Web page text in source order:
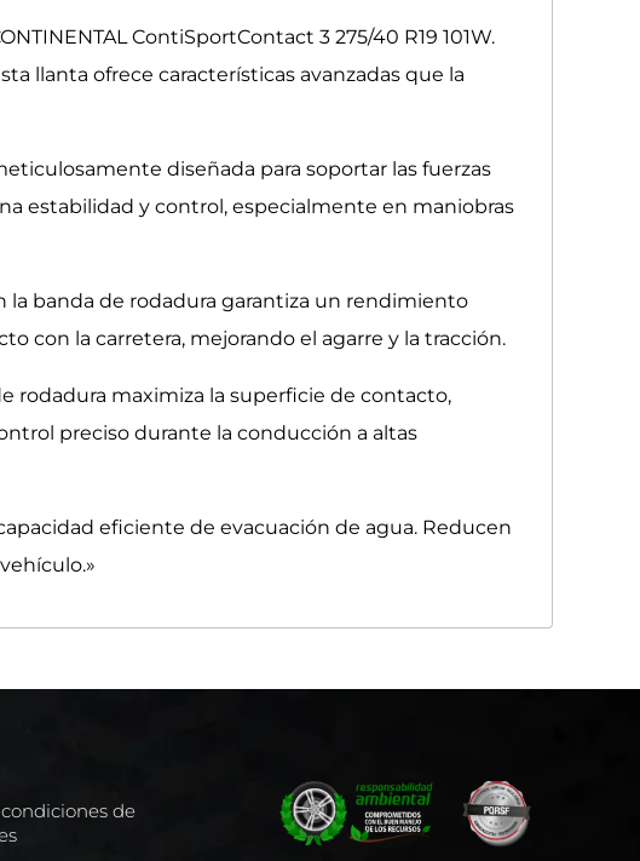
ContiSportContact 3 275/40 R19 101W.
llanta ofrece características avanzadas que la
diseñada para soportar las fuerzas
estabilidad y control, especialmente en maniobras
la banda de rodadura garantiza un rendimiento
con la carretera, mejorando el agarre y la tracción.
rodadura maximiza la superficie de contacto,
preciso durante la conducción a altas
eficiente de evacuación de agua. Reducen
de